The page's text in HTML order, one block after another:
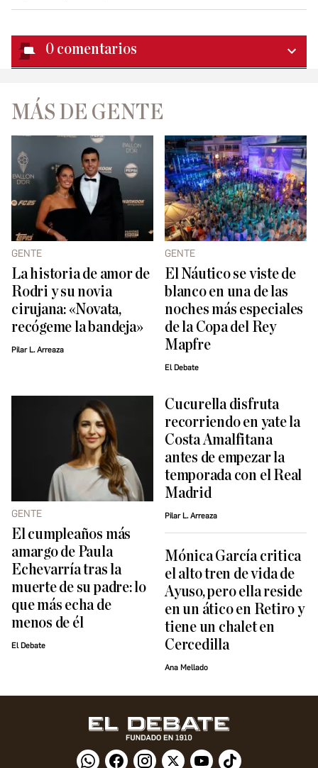
0 comentarios
MÁS DE GENTE
GENTE
La historia de amor de
Rodri y su novia
cirujana: «Novata,
recógeme la bandeja»
Pilar L. Arreaza
GENTE
El Náutico se viste de
blanco en una de las
noches más especiales
de la Copa del Rey
Mapfre
El Debate
GENTE
El cumpleaños más
amargo de Paula
Echevarría tras la
muerte de su padre: lo
que más echa de
menos de él
El Debate
Cucurella disfruta
recorriendo en yate la
Costa Amalfitana
antes de empezar la
temporada con el Real
Madrid
Pilar L. Arreaza
Mónica García critica
el alto tren de vida de
Ayuso, pero ella reside
en un ático en Retiro y
tiene un chalet en
Cercedilla
Ana Mellado